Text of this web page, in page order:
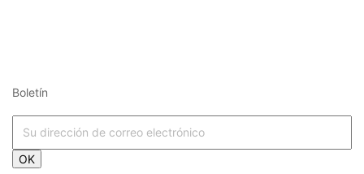

 

 
Boletín
OK